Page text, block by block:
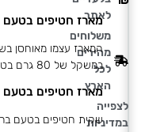
לאתר
משלוחים
מהירים
לכל
הארץ
לצפייה
במדיניות
מארז חטיפים בטעם
במשקל של 80 גרם בטעם עוף..
מארז חטיפים בטעם
שקית חטיפים בטעם